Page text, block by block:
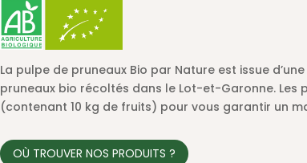
La pulpe de pruneaux Bio par Nature est issue
pruneaux bio récoltés dans le Lot-et-Garonne. Les
(contenant 10 kg de fruits) pour vous garantir un
OÙ TROUVER NOS PRODUITS ?